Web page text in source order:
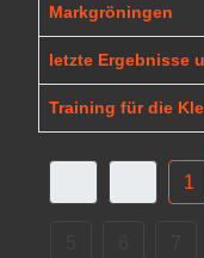
Markgröningen
letzte Ergebnisse
Training für die
1